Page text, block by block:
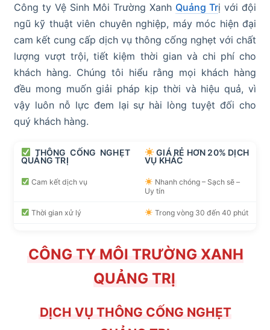
Công ty Vệ Sinh Môi Trường Xanh Quảng Trị với đội
ngũ kỹ thuật viên chuyên nghiệp, máy móc hiện đại
cam kết cung cấp dịch vụ thông cống nghẹt với chất
lượng vượt trội, tiết kiệm thời gian và chi phí cho
khách hàng. Chúng tôi hiểu rằng mọi khách hàng
đều mong muốn giải pháp kịp thời và hiệu quả, vì
vậy luôn nỗ lực đem lại sự hài lòng tuyệt đối cho
quý khách hàng.
THÔNG CỐNG NGHẸT
QUẢNG TRỊ
GIÁ RẺ HƠN 20% DỊCH
VỤ KHÁC
Cam kết dịch vụ
Nhanh chóng – Sạch sẽ –
Uy tín
Thời gian xử lý Trong vòng 30 đến 40 phút
CÔNG TY MÔI TRƯỜNG XANH
QUẢNG TRỊ
DỊCH VỤ THÔNG CỐNG NGHẸT